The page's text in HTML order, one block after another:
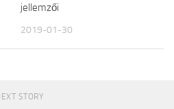
jellemzői
2019-01-30
STORY